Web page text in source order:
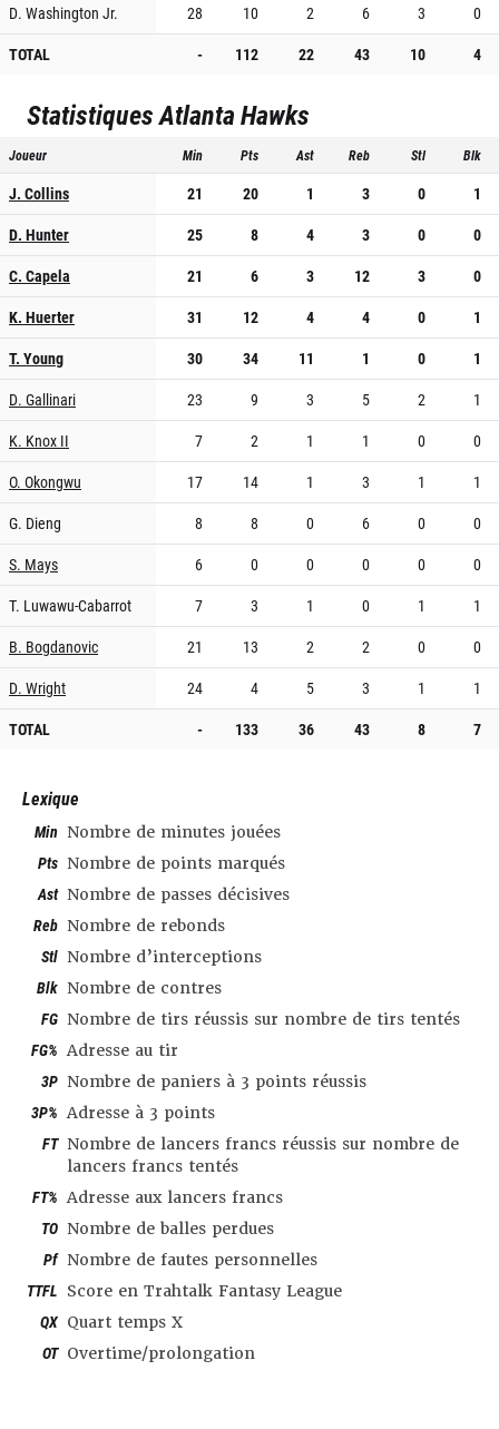
D. Washington Jr.
28 10 2 6 3
0
TOTAL
- 112 22 43 10 4
StatistiquesAtlanta Hawks
Joueur Min Pts Ast Reb Stl Blk
J. Collins 21 20 1 3 0
1
D. Hunter
25 8 4 3 0
0
C. Capela
21 6 3 12 3
0
K. Huerter
31 12 4 4 0
1
T. Young
30 34 11 1 0
1
D. Gallinari
23 9 3 5 2
1
K. Knox II
7 2 1 1 0
0
O. Okongwu
17 14 1 3 1
1
G. Dieng
8 8 0 6 0
0
S. Mays
6 0 0 0 0
0
T. Luwawu-Cabarrot
7 3 1 0 1
1
B. Bogdanovic
21 13 2 2 0
0
D. Wright
24 4 5 3 1
1
TOTAL
- 133 36 43 8 7
Lexique
Min Nombre de minutes jouées
Pts Nombre de points marqués
Ast Nombre de passes décisives
Reb Nombre de rebonds
Stl Nombre d’interceptions
Blk Nombre de contres
FG Nombre de tirs réussis sur nombre de tirs tentés
FG% Adresse au tir
3P Nombre de paniers à 3 points réussis
3P% Adresse à 3 points
FT Nombre de lancers francs réussis sur nombre de
lancers francs tentés
FT% Adresse aux lancers francs
TO Nombre de balles perdues
Pf Nombre de fautes personnelles
TTFL Score en Trahtalk Fantasy League
QX Quart temps X
OT Overtime/prolongation